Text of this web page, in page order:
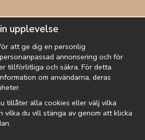
specialerbjudanden och
endast användas till våra nyhetsbrev.
upplevelse
att ge dig en personlig
annonsering och för
tillförlitliga och säkra. För detta
om användarna, deras
tillåter alla cookies eller välj vilka
vilka du vill stänga av genom att klicka